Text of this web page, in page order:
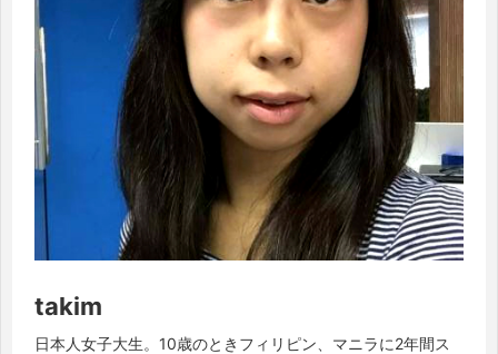
takim
日本人女子大生。10歳のときフィリピン、マニラに2年間ス